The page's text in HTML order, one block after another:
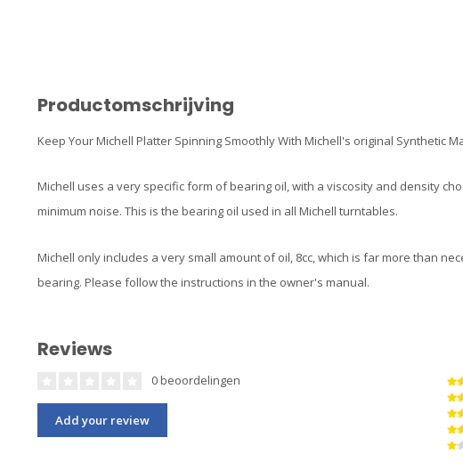
Productomschrijving
Keep Your Michell Platter Spinning Smoothly With Michell's original Synthetic
Michell uses a very specific form of bearing oil, with a viscosity and density
minimum noise. This is the bearing oil used in all Michell turntables.
Michell only includes a very small amount of oil, 8cc, which is far more than
bearing. Please follow the instructions in the owner's manual.
Reviews
0 beoordelingen
Add your review